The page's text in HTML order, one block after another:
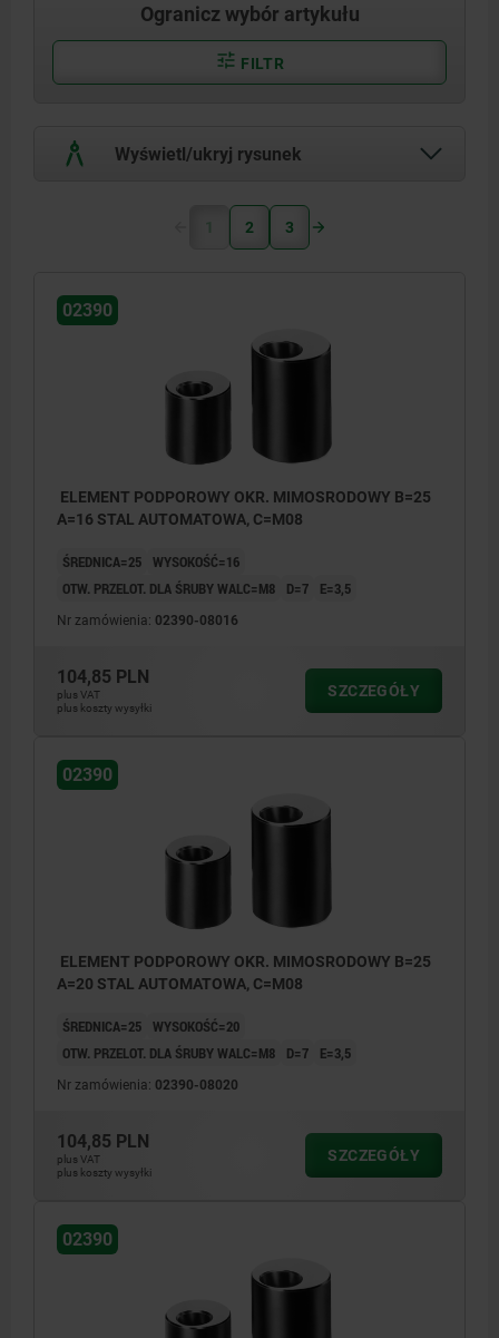
Ogranicz wybór artykułu
FILTR
Wyświetl/ukryj rysunek
1 2 3
02390
ELEMENT PODPOROWY OKR. MIMOSRODOWY B=25
A=16 STAL AUTOMATOWA, C=M08
ŚREDNICA=25 WYSOKOŚĆ=16
OTW. PRZELOT. DLA ŚRUBY WALC=M8
D=7 E=3,5
Nr zamówienia: 02390-08016
104,85 PLN
plus VAT
plus koszty wysyłki
SZCZEGÓŁY
02390
ELEMENT PODPOROWY OKR. MIMOSRODOWY B=25
A=20 STAL AUTOMATOWA, C=M08
ŚREDNICA=25 WYSOKOŚĆ=20
OTW. PRZELOT. DLA ŚRUBY WALC=M8
D=7 E=3,5
Nr zamówienia: 02390-08020
104,85 PLN
plus VAT
plus koszty wysyłki
SZCZEGÓŁY
02390